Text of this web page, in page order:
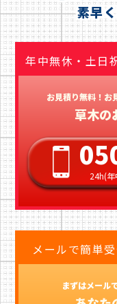
素早
年中無休・土日
お見積り無料！お
草木の
24h(年
メールで簡単
まずはメール